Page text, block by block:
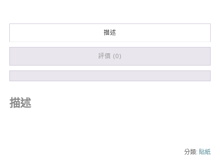
描述
評價 (0)
描述
分類:貼紙